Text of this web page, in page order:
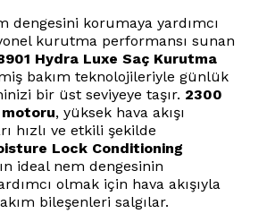
dengesini korumaya yardımcı
kurutma performansı sunan
Hydra Luxe Saç Kurutma
bakım teknolojileriyle günlük
bir üst seviyeye taşır. 2300
, yüksek hava akışı
hızlı ve etkili şekilde
Lock Conditioning
ideal nem dengesinin
olmak için hava akışıyla
bileşenleri salgılar.